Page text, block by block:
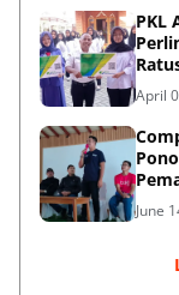
PKL
April
June